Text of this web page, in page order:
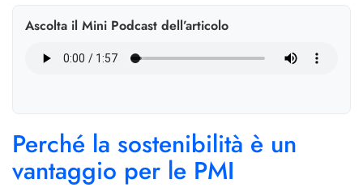
Ascolta il Mini Podcast dell’articolo
Perché la sostenibilità è un
vantaggio per le PMI